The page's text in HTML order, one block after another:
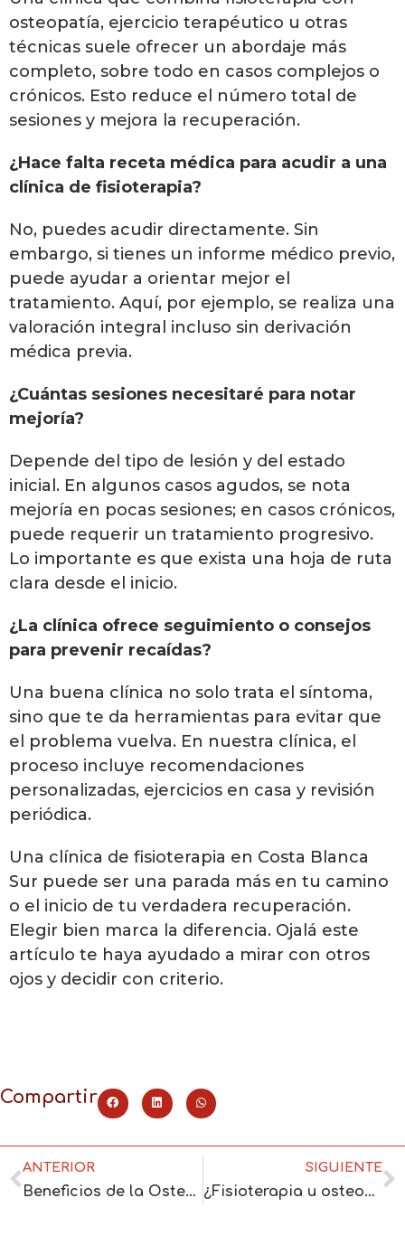
osteopatía, ejercicio terapéutico u otras
técnicas suele ofrecer un abordaje más
completo, sobre todo en casos complejos o
crónicos. Esto reduce el número total de
sesiones y mejora la recuperación.
¿Hace falta receta médica para acudir a una
clínica de fisioterapia?
No, puedes acudir directamente. Sin
embargo, si tienes un informe médico previo,
puede ayudar a orientar mejor el
tratamiento. Aquí, por ejemplo, se realiza una
valoración integral incluso sin derivación
médica previa.
¿Cuántas sesiones necesitaré para notar
mejoría?
Depende del tipo de lesión y del estado
inicial. En algunos casos agudos, se nota
mejoría en pocas sesiones; en casos crónicos,
puede requerir un tratamiento progresivo.
Lo importante es que exista una hoja de ruta
clara desde el inicio.
¿La clínica ofrece seguimiento o consejos
para prevenir recaídas?
Una buena clínica no solo trata el síntoma,
sino que te da herramientas para evitar que
el problema vuelva. En nuestra clínica, el
proceso incluye recomendaciones
personalizadas, ejercicios en casa y revisión
periódica.
Una clínica de fisioterapia en Costa Blanca
Sur puede ser una parada más en tu camino
o el inicio de tu verdadera recuperación.
Elegir bien marca la diferencia. Ojalá este
artículo te haya ayudado a mirar con otros
ojos y decidir con criterio.
Compartir
ANTERIOR
Beneficios de la Osteopatía en el Tratamiento de Problemas Musculoesqueléticos
SIGUIENTE
¿Fisioterapia u osteopatía? Guía para elegir en Costa Blanca Sur